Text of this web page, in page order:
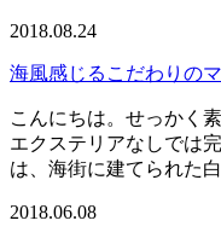
2018.08.24
海風感じるこだわりの
こんにちは。せっかく
エクステリアなしでは
は、海街に建てられた
2018.06.08